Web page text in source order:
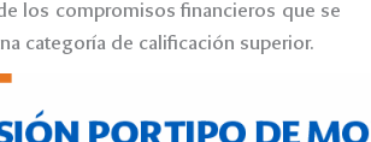
los compromisos financieros que se
categoría de calificación superior.